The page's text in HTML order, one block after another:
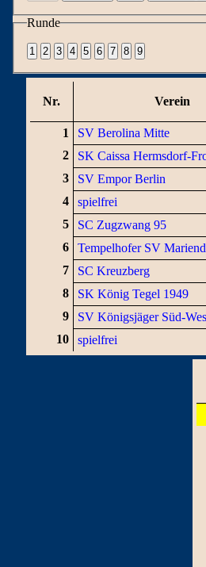
Runde
Nr. Verein
1 SV Berolina Mitte
2
SK Caissa Hermsdorf-
3
SV Empor Berlin
4
spielfrei
5
SC Zugzwang 95
6
Tempelhofer SV
7
SC Kreuzberg
8
SK König Tegel 1949
9
SV Königsjäger Süd-
10
spielfrei